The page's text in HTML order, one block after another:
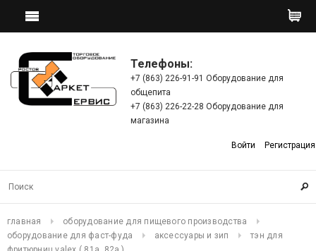
Телефоны:
+7 (863) 226-91-91 Оборудование для
общепита
+7 (863) 226-22-28 Оборудование для
магазина
Войти Регистрация
главная
оборудование для пищевого производства
оборудование для фаст-фуда
аксессуары и зип
тэн для